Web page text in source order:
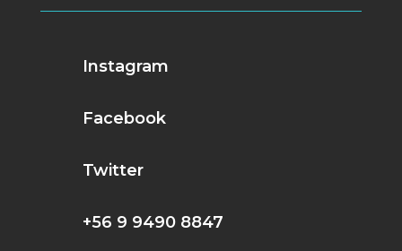
Instagram
Facebook
Twitter
+56 9 9490 8847